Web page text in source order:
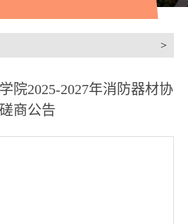
>
院2025-2027年消防器材协
商公告